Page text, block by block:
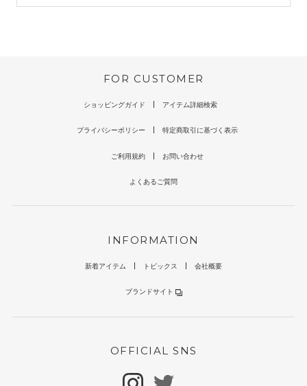
FOR CUSTOMER
ショッピングガイド アイテム詳細検索
プライバシーポリシー 特定商取引に基づく表示
ご利用規約 お問い合わせ
よくあるご質問
INFORMATION
新着アイテム トピックス 会社概要
ブランドサイト
OFFICIAL SNS